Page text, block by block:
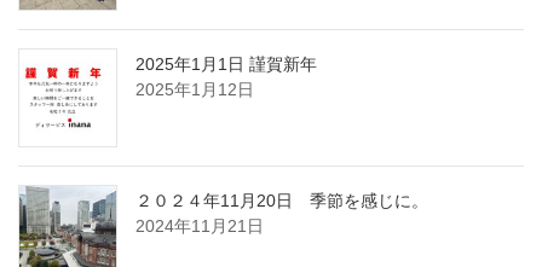
2025年1月1日 謹賀新年
2025年1月12日
２０２４年11月20日 季節を感じに。
2024年11月21日